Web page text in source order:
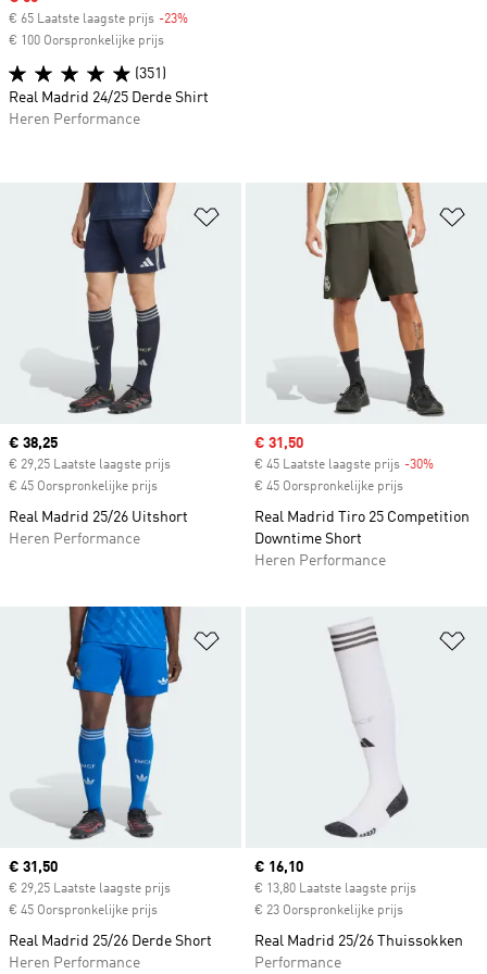
Op verlanglijst zetten
Current price
€ 38,25
€ 29,25 Laatste laagste prijs
€ 45 Oorspronkelijke prijs
Real Madrid 25/26 Uitshort
Heren Performance
Sale price
€ 31,50
€ 45 Laatste laagste prijs -30%
€ 45 Oorspronkelijke prijs
Real Madrid Tiro 25 Competition
Downtime Short
Heren Performance
Op verlanglijst zetten
Current price
€ 31,50
€ 29,25 Laatste laagste prijs
€ 45 Oorspronkelijke prijs
Real Madrid 25/26 Derde Short
Heren Performance
Current price
€ 16,10
€ 13,80 Laatste laagste prijs
€ 23 Oorspronkelijke prijs
Real Madrid 25/26 Thuissokken
Performance
€ 65 Laatste laagste prijs -23%
€ 100 Oorspronkelijke prijs
(351)
Real Madrid 24/25 Derde Shirt
Heren Performance